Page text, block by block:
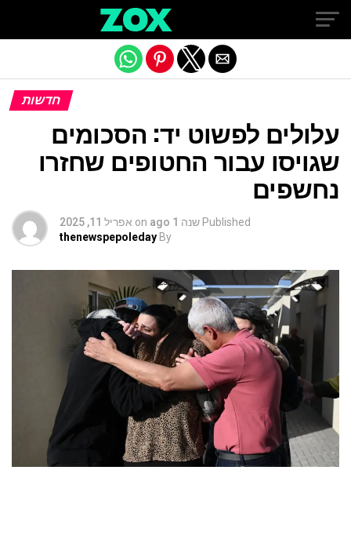
חדשות
עלולים לפשוט יד: הסכומים
שגויסו עבור החטופים שחזרו
נחשפים
Published שנה 1 ago on אפריל 11, 2025
By
thenewspepoleday
Exit mobile version